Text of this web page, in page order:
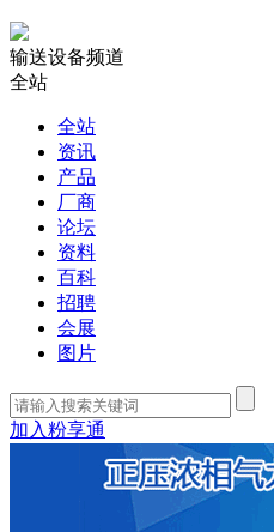
输送设备频道
全站
全站
资讯
产品
厂商
论坛
资料
百科
招聘
会展
图片
加入粉享通